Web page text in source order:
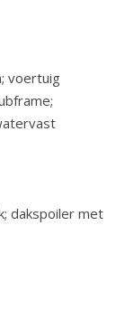
voertuig
dakspoiler met